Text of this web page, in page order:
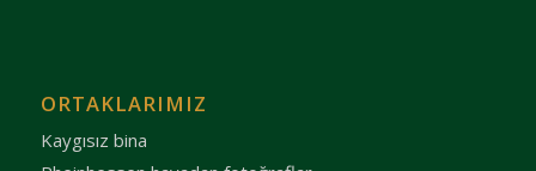
ORTAKLARIMIZ
Kaygısız bina